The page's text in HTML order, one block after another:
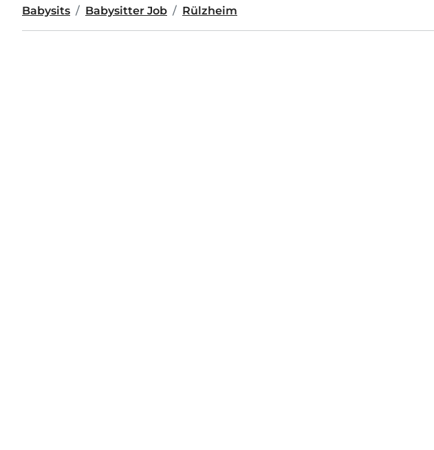
Babysits Babysitter Job Rülzheim